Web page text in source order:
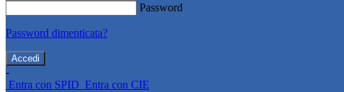
Password
Password dimenticata?
-
Entra con SPID Entra con CIE